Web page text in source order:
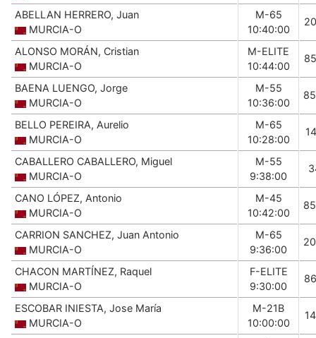
ABELLAN HERRERO, Juan
MURCIA-O
M-65
10:40:00
ALONSO MORÁN, Cristian
MURCIA-O
M-ELITE
10:44:00
BAENA LUENGO, Jorge
MURCIA-O
M-55
10:36:00
BELLO PEREIRA, Aurelio
MURCIA-O
M-65
10:28:00
CABALLERO CABALLERO, Miguel
MURCIA-O
M-55
9:38:00
CANO LÓPEZ, Antonio
MURCIA-O
M-45
10:42:00
CARRION SANCHEZ, Juan Antonio
MURCIA-O
M-65
9:36:00
CHACON MARTÍNEZ, Raquel
MURCIA-O
F-ELITE
9:30:00
ESCOBAR INIESTA, Jose María
MURCIA-O
M-21B
10:00:00